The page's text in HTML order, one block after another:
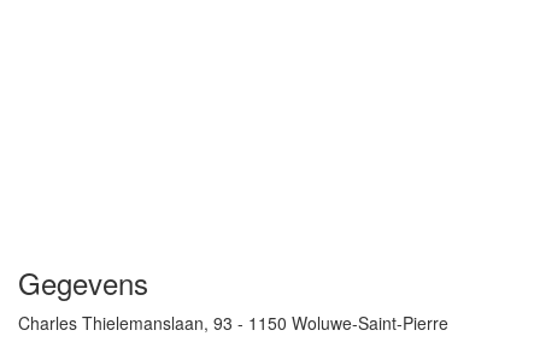
Gegevens
Charles Thielemanslaan, 93 - 1150 Woluwe-Saint-Pierre